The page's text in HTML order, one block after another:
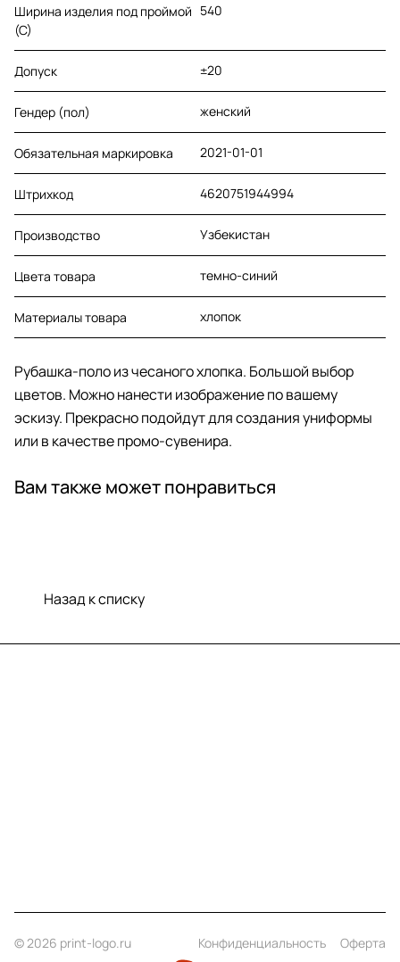
Ширина изделия под проймой
(С)
540
Допуск ±20
Гендер (пол) женский
Обязательная маркировка 2021-01-01
Штрихкод 4620751944994
Производство Узбекистан
Цвета товара темно-синий
Материалы товара хлопок
Рубашка-поло из чесаного хлопка. Большой выбор
цветов. Можно нанести изображение по вашему
эскизу. Прекрасно подойдут для создания униформы
или в качестве промо-сувенира.
Вам также может понравиться
Назад к списку
© 2026 print-logo.ru Конфиденциальность
Оферта